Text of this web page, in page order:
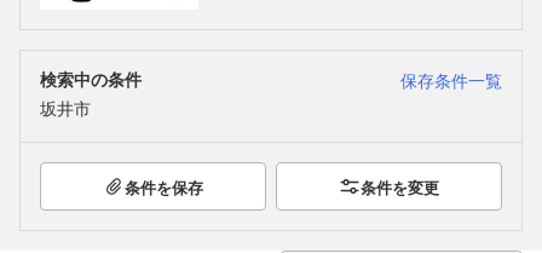
検索中の条件
保存条件一覧
坂井市
条件を保存 条件を変更